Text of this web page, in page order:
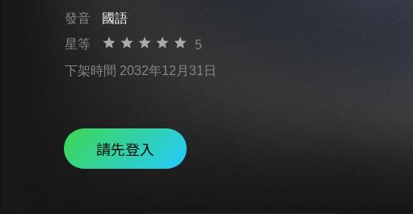
發音
國語
星等
5
下架時間 2032年12月31日
請先登入